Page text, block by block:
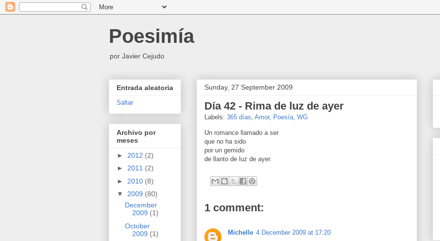
Poesimía
por Javier Cejudo
Sunday, 27 September 2009
Día 42 - Rima de luz de ayer
Labels: 365 días, Amor, Poesía, WG
Un romance llamado a ser
que no ha sido
por un gemido
de llanto de luz de ayer.
1 comment:
Michelle 4 December 2009 at 17:20
Entrada aleatoria
Saltar
Archivo por
meses
► 2012 (2)
► 2011 (2)
► 2010 (8)
▼ 2009 (80)
December
2009 (1)
October
2009 (1)